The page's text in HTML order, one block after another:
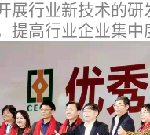
展行业新技术的
提高行业企业集中